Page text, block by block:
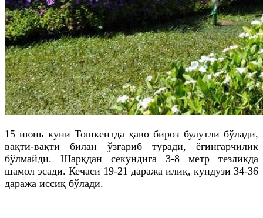
15 июнь куни Тошкентда ҳаво бироз булутли бўлади,
вақти-вақти билан ўзгариб туради, ёғингарчилик
бўлмайди. Шарқдан секундига 3-8 метр тезликда
шамол эсади. Кечаси 19-21 даража илиқ, кундузи 34-36
даража иссиқ бўлади.